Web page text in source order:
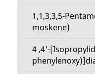
1,1,3,3,5-
moskene)
4 ,4'-